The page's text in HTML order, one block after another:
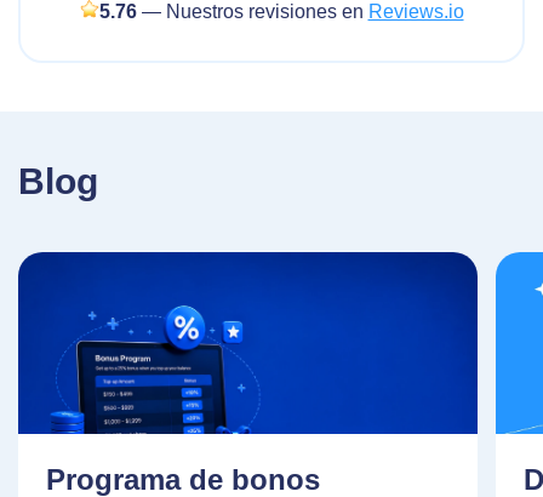
5.76— Nuestros revisiones en Reviews.io
Blog
Programa de bonos